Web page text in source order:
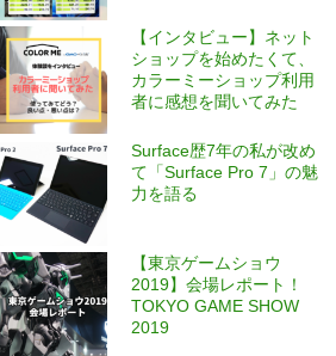
【インタビュー】ネット
ショップを始めたくて、
カラーミーショップ利用
者に感想を聞いてみた
Surface歴7年の私が改め
て「Surface Pro 7」の魅
力を語る
【東京ゲームショウ
2019】会場レポート！
TOKYO GAME SHOW
2019